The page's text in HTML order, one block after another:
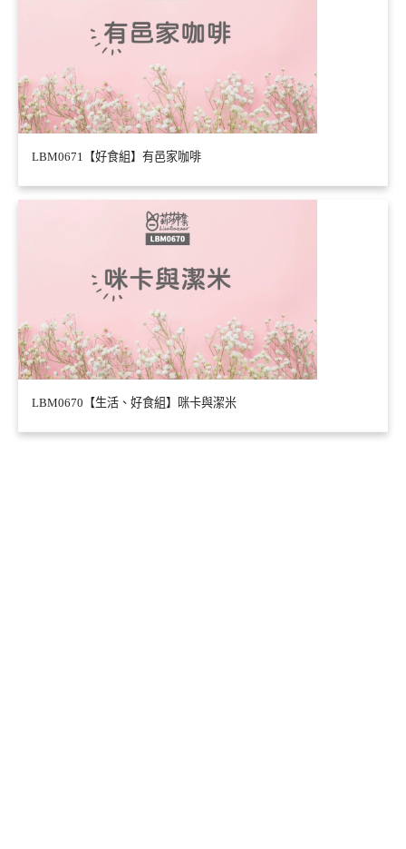
LBM0671【好食組】有邑家咖啡
LBM0670【生活、好食組】咪卡與潔米